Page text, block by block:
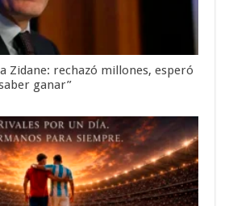
Zidane: rechazó millones, esperó
ganar”